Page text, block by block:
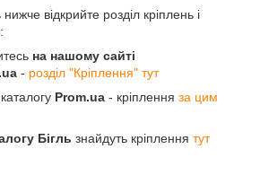
відкрийте розділ кріплень і
на нашому сайті
- розділ "Кріплення" тут
Prom.ua - кріплення за цим
Бігль знайдуть кріплення тут